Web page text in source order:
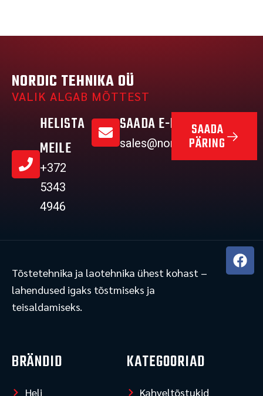
NORDIC TEHNIKA OÜ
VALIK ALGAB MÕTTEST
HELISTA
MEILE
+372
5343
4946
SAADA E-MAIL
sales@nordictehnika.ee
SAADA
PÄRING
Tõstetehnika ja laotehnika ühest kohast –
lahendused igaks tõstmiseks ja
teisaldamiseks.
F
a
BRÄNDID
Heli
KATEGOORIAD
Kahveltõstukid